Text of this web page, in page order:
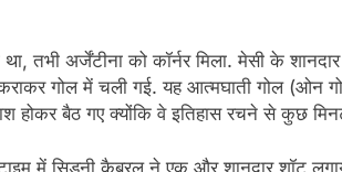
अर्जेंटीना को कॉर्नर मिला. मेसी के शानदार
गोल में चली गई. यह आत्मघाती गोल (ओन
होकर बैठ गए क्योंकि वे इतिहास रचने से कुछ